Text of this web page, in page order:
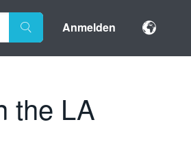
Anmelden
the LA